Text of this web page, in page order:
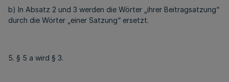
b) In Absatz 2 und 3 werden die Wörter „ihrer Beitragsatzung“
durch die Wörter „einer Satzung“ ersetzt.
5. § 5 a wird § 3.